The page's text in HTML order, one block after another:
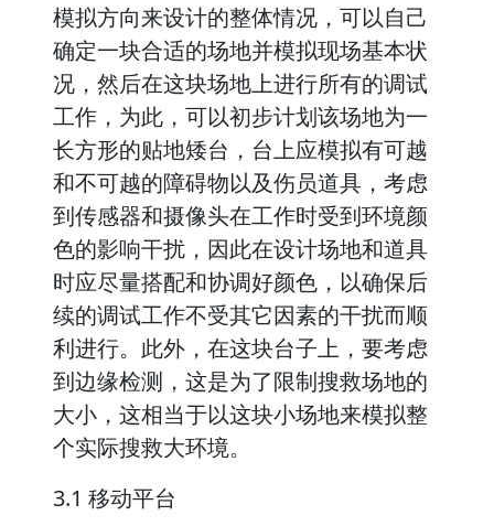
模拟方向来设计的整体情况，可以自己
确定一块合适的场地并模拟现场基本状
况，然后在这块场地上进行所有的调试
工作，为此，可以初步计划该场地为一
长方形的贴地矮台，台上应模拟有可越
和不可越的障碍物以及伤员道具，考虑
到传感器和摄像头在工作时受到环境颜
色的影响干扰，因此在设计场地和道具
时应尽量搭配和协调好颜色，以确保后
续的调试工作不受其它因素的干扰而顺
利进行。此外，在这块台子上，要考虑
到边缘检测，这是为了限制搜救场地的
大小，这相当于以这块小场地来模拟整
个实际搜救大环境。
3.1 移动平台